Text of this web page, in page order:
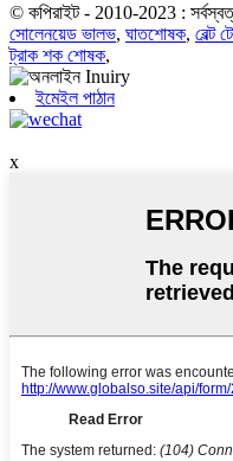
© কপিরাইট - 2010-2023 :
সোলেনয়েড ভালভ, ঘাতশোষক, বেল্ট
ট্রাক শক শোষক,
ইমেইল পাঠান
x